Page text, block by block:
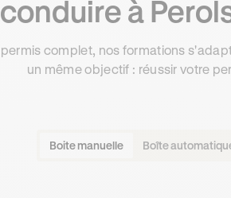
à
complet, nos formations
un même objectif : réussir votre
Boite manuelle Boîte